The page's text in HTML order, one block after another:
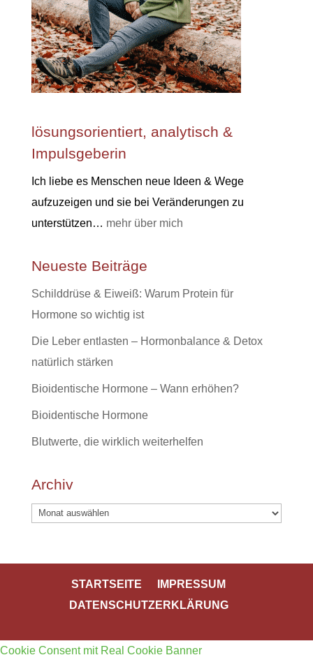
lösungsorientiert, analytisch &
Impulsgeberin
Ich liebe es Menschen neue Ideen & Wege
aufzuzeigen und sie bei Veränderungen zu
unterstützen… mehr über mich
Neueste Beiträge
Schilddrüse & Eiweiß: Warum Protein für
Hormone so wichtig ist
Die Leber entlasten – Hormonbalance & Detox
natürlich stärken
Bioidentische Hormone – Wann erhöhen?
Bioidentische Hormone
Blutwerte, die wirklich weiterhelfen
Archiv
Archiv
STARTSEITE
IMPRESSUM
DATENSCHUTZERKLÄRUNG
Cookie Consent mit Real Cookie Banner